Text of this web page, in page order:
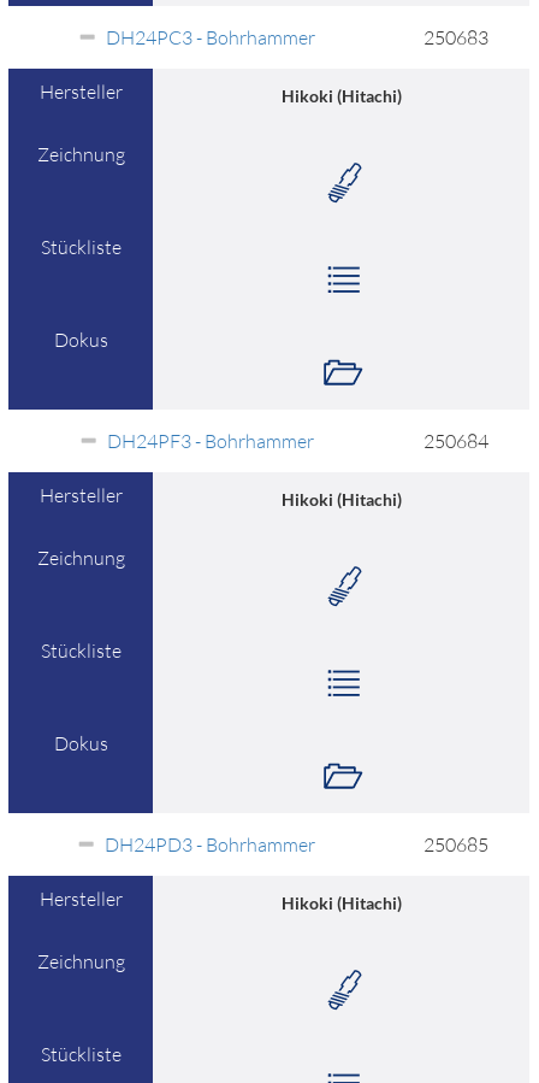
DH24PC3 - Bohrhammer 250683
Hersteller Hikoki (Hitachi)
Zeichnung
Stückliste
Dokus
DH24PF3 - Bohrhammer 250684
Hersteller Hikoki (Hitachi)
Zeichnung
Stückliste
Dokus
DH24PD3 - Bohrhammer 250685
Hersteller Hikoki (Hitachi)
Zeichnung
Stückliste